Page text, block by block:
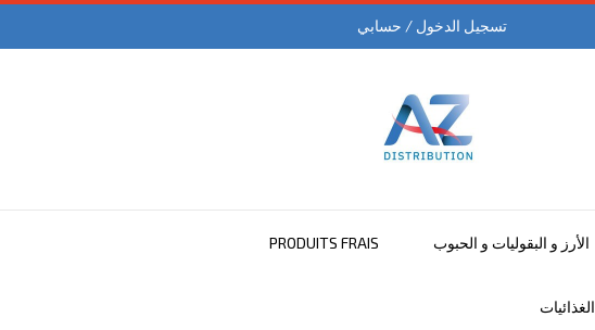
تسجيل الدخول / حسابي
الأرز و البقوليات و الحبوب PRODUITS FRAIS